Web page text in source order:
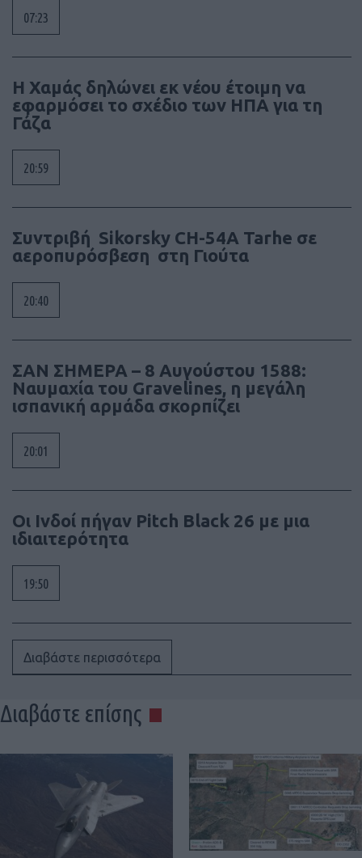
07:23
Η Χαμάς δηλώνει εκ νέου έτοιμη να
εφαρμόσει το σχέδιο των ΗΠΑ για τη
Γάζα
20:59
Συντριβή Sikorsky CH-54A Tarhe σε
αεροπυρόσβεση στη Γιούτα
20:40
ΣΑΝ ΣΗΜΕΡΑ – 8 Αυγούστου 1588:
Ναυμαχία του Gravelines, η μεγάλη
ισπανική αρμάδα σκορπίζει
20:01
Οι Ινδοί πήγαν Pitch Black 26 με μια
ιδιαιτερότητα
19:50
Διαβάστε περισσότερα
Διαβάστε επίσης